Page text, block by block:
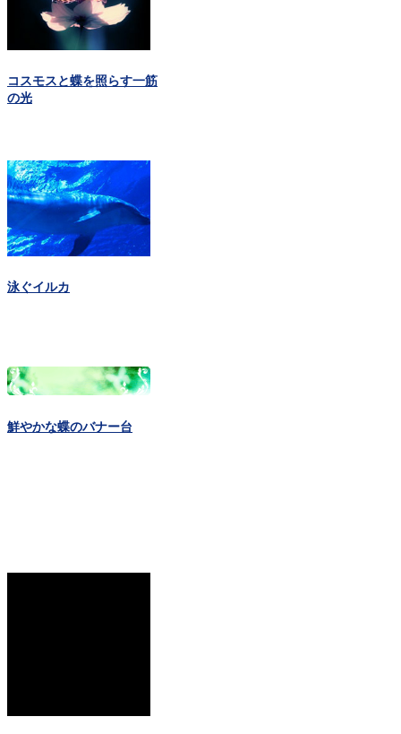
コスモスと蝶を照らす一筋
の光
泳ぐイルカ
鮮やかな蝶のバナー台